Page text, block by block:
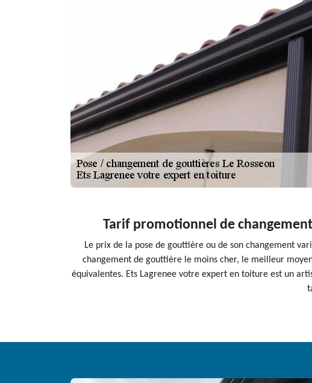
Tarif promotionnel de
Le prix de la pose de gouttière ou de son changement
changement de gouttière le moins cher, le meilleur
équivalentes. Ets Lagrenee votre expert en toiture est un